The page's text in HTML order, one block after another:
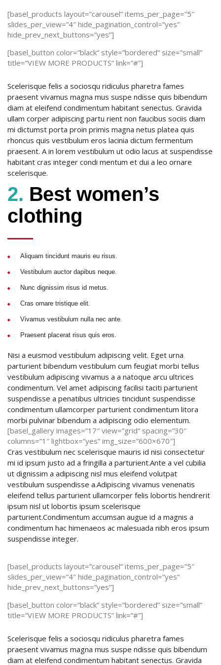
[basel_products layout=”carousel” items_per_page=”5″
slides_per_view=”4″ hide_pagination_control=”yes”
hide_prev_next_buttons=”yes”]
[basel_button color=”black” style=”bordered” size=”small”
title=”VIEW MORE PRODUCTS” link=”#”]
Scelerisque felis a sociosqu ridiculus pharetra fames
praesent vivamus magna mus suspe ndisse quis bibendum
diam at eleifend condimentum habitant senectus. Gravida
ullam corper adipiscing partu rient non faucibus sociis diam
mi dictumst porta proin primis magna netus platea quis
rhoncus quis vestibulum eros lacinia dictum fermentum
praesent. A in lorem vestibulum ut odio lacus at suspendisse
habitant cras integer condi mentum et dui a leo ornare
scelerisque.
2. Best women’s
clothing
Aliquam tincidunt mauris eu risus.
Vestibulum auctor dapibus neque.
Nunc dignissim risus id metus.
Cras ornare tristique elit.
Vivamus vestibulum nulla nec ante.
Praesent placerat risus quis eros.
Nisi a euismod vestibulum adipiscing velit. Eget urna
parturient bibendum vestibulum cum feugiat morbi tellus
vestibulum adipiscing vivamus a a natoque arcu ultrices
condimentum. Vel amet adipiscing facilisi taciti parturient
suspendisse a penatibus ultricies tincidunt suspendisse
condimentum ullamcorper parturient condimentum litora
morbi pulvinar bibendum a adipiscing odio elementum.
[basel_gallery images=”17″ view=”grid” spacing=”30″
columns=”1″ lightbox=”yes” img_size=”600×670″]
Cras vestibulum nec scelerisque mauris id nisi consectetur
mi id ipsum justo ad a fringilla a parturient.Ante a vel cubilia
ut dignissim a adipiscing nisl mus eleifend volutpat
vestibulum suspendisse a.Adipiscing vivamus venenatis
eleifend tellus parturient ullamcorper felis lobortis hendrerit
ipsum nisl ut lobortis ipsum scelerisque
parturient.Condimentum accumsan augue id a magnis a
condimentum hac himenaeos ac malesuada nibh eros ipsum
suspendisse integer.
[basel_products layout=”carousel” items_per_page=”5″
slides_per_view=”4″ hide_pagination_control=”yes”
hide_prev_next_buttons=”yes”]
[basel_button color=”black” style=”bordered” size=”small”
title=”VIEW MORE PRODUCTS” link=”#”]
Scelerisque felis a sociosqu ridiculus pharetra fames
praesent vivamus magna mus suspe ndisse quis bibendum
diam at eleifend condimentum habitant senectus. Gravida